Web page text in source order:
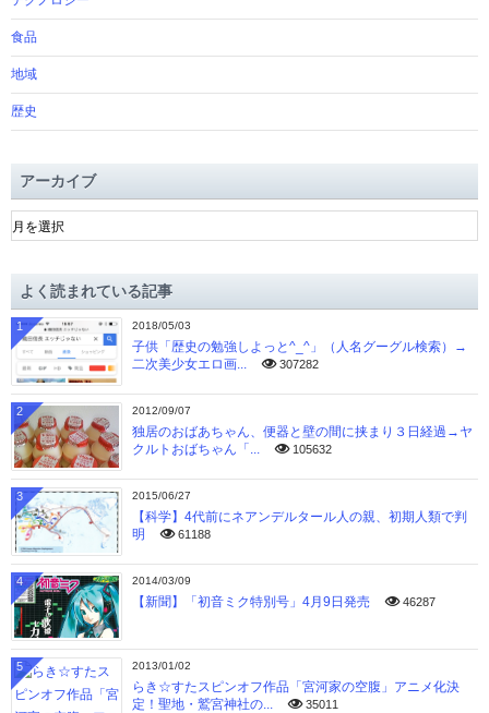
食品
地域
歴史
アーカイブ
ア
ー
ブよく読まれている記事
2018/05/03
子供「歴史の勉強しよっと^_^」（人名グーグル検索）→
二次美少女エロ画...
307282
1
2012/09/07
独居のおばあちゃん、便器と壁の間に挟まり３日経過→ヤ
クルトおばちゃん「...
105632
2
2015/06/27
【科学】4代前にネアンデルタール人の親、初期人類で判
明
61188
3
2014/03/09
【新聞】「初音ミク特別号」4月9日発売 46287
4
2013/01/02
らき☆すたスピンオフ作品「宮河家の空腹」アニメ化決
定！聖地・鷲宮神社の...
35011
5